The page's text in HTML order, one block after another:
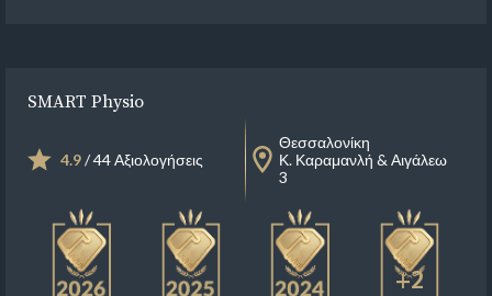
SMART Physio
4.9/ 44 Αξιολογήσεις
Θεσσαλονίκη
Κ. Καραμανλή & Αιγάλεω
3
+2